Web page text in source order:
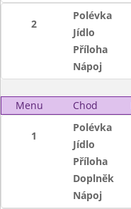
2
Polévka
Jídlo
Příloha
Nápoj
Menu Chod
1
Polévka
Jídlo
Příloha
Doplněk
Nápoj